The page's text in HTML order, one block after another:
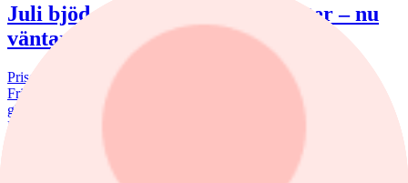
Juli bjöd på billigare bostadsrätter – nu
väntar en aktiv marknad
Priserna på bostadsrätter sjönk i juli medan villapriserna ökade.
Fritidshusmarknaden bjöd samtidigt på månadens tredbrott. "En
glädjande signal", menar Liza Nyberg, tf VD för Svensk
Fastighetsförmedling.
Aktierekommendationer